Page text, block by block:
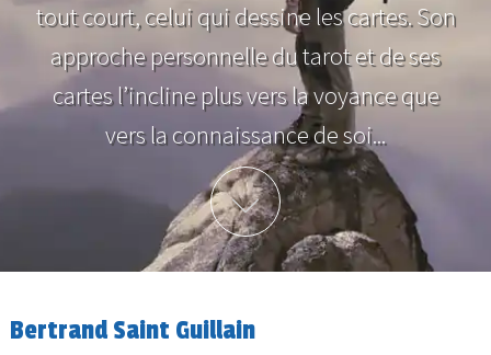
tout court, celui qui dessine les cartes. Son
approche personnelle du tarot et de ses
cartes l’incline plus vers la voyance que
vers la connaissance de soi...
Plus d'info
Bertrand Saint Guillain